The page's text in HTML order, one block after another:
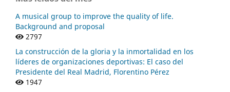
A musical group to improve the quality of life.
Background and proposal
2797
La construcción de la gloria y la inmortalidad en los
líderes de organizaciones deportivas: El caso del
Presidente del Real Madrid, Florentino Pérez
1947